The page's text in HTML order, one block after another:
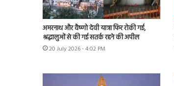
अमरनाथ और वैष्णो देवी यात्रा फिर रोकी गई,
श्रद्धालुओं से की गई सतर्क रहने की अपील
20 July 2026 - 4:02 PM